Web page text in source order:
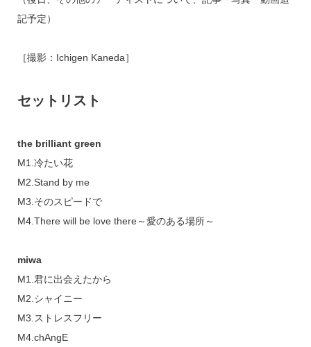
記予定）
［撮影：Ichigen Kaneda］
セットリスト
the brilliant green
M1.冷たい花
M2.Stand by me
M3.そのスピードで
M4.There will be love there～愛のある場所～
miwa
M1.君に出会えたから
M2.シャイニー
M3.ストレスフリー
M4.chAngE